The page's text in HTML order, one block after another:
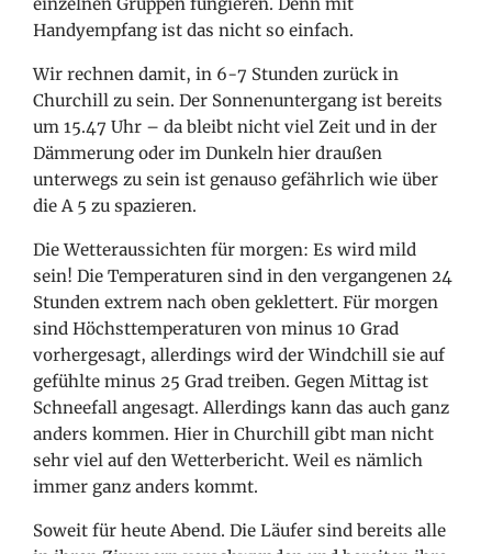
Handyempfang ist das nicht so einfach.
Wir rechnen damit, in 6-7 Stunden zurück in
Churchill zu sein. Der Sonnenuntergang ist bereits
um 15.47 Uhr – da bleibt nicht viel Zeit und in der
Dämmerung oder im Dunkeln hier draußen
unterwegs zu sein ist genauso gefährlich wie über
die A 5 zu spazieren.
Die Wetteraussichten für morgen: Es wird mild
sein! Die Temperaturen sind in den vergangenen 24
Stunden extrem nach oben geklettert. Für morgen
sind Höchsttemperaturen von minus 10 Grad
vorhergesagt, allerdings wird der Windchill sie auf
gefühlte minus 25 Grad treiben. Gegen Mittag ist
Schneefall angesagt. Allerdings kann das auch ganz
anders kommen. Hier in Churchill gibt man nicht
sehr viel auf den Wetterbericht. Weil es nämlich
immer ganz anders kommt.
Soweit für heute Abend. Die Läufer sind bereits alle